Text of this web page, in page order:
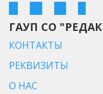
ГАУП СО
КОНТАКТЫ
РЕКВИЗИТЫ
О НАС